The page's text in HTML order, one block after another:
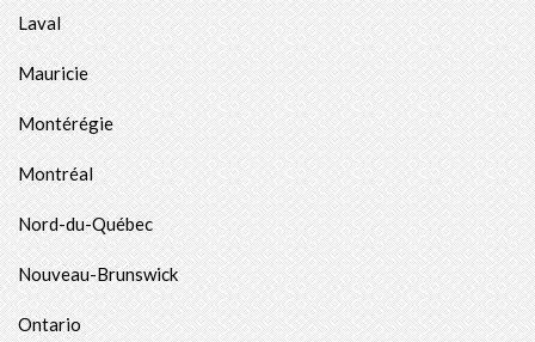
Laval
Mauricie
Montérégie
Montréal
Nord-du-Québec
Nouveau-Brunswick
Ontario